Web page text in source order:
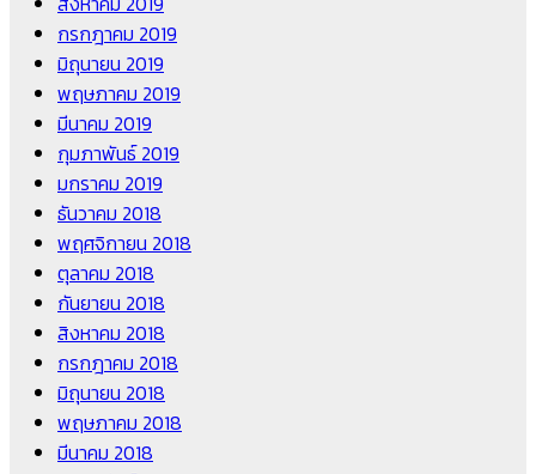
กรกฎาคม 2019
มิถุนายน 2019
พฤษภาคม 2019
มีนาคม 2019
กุมภาพันธ์ 2019
มกราคม 2019
ธันวาคม 2018
พฤศจิกายน 2018
ตุลาคม 2018
กันยายน 2018
สิงหาคม 2018
กรกฎาคม 2018
มิถุนายน 2018
พฤษภาคม 2018
มีนาคม 2018